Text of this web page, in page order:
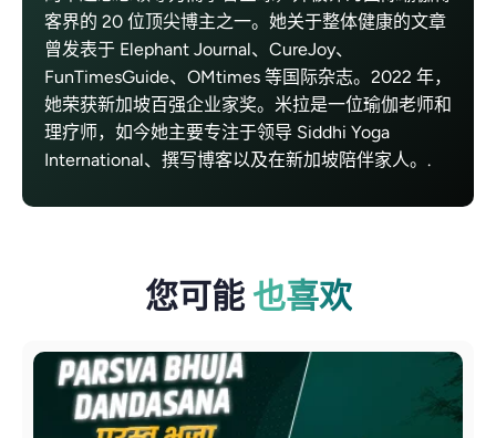
客界的 20 位顶尖博主之一。她关于整体健康的文章
曾发表于 Elephant Journal、CureJoy、
FunTimesGuide、OMtimes 等国际杂志。2022 年，
她荣获新加坡百强企业家奖。米拉是一位瑜伽老师和
理疗师，如今她主要专注于领导 Siddhi Yoga
International、撰写博客以及在新加坡陪伴家人。.
您可能 也喜欢